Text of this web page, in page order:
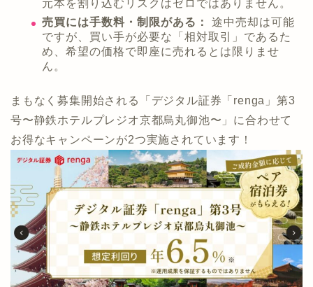
元本を割り込むリスクはゼロではありません。
売買には手数料・制限がある：
途中売却は可能
ですが、買い手が必要な「相対取引」であるた
め、希望の価格で即座に売れるとは限りませ
ん。
まもなく募集開始される「デジタル証券「renga」第3
号〜静鉄ホテルプレジオ京都烏丸御池〜」に合わせて
お得なキャンペーンが2つ実施されています！